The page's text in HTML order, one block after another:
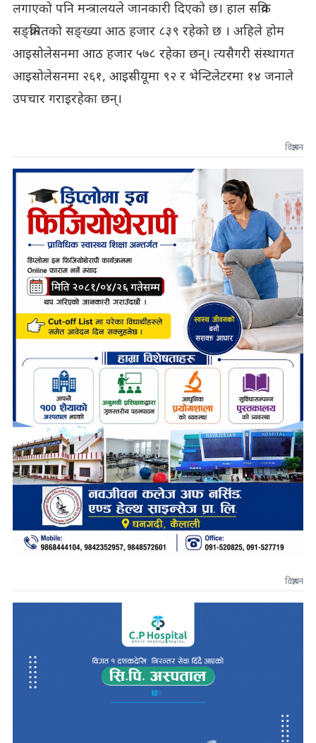
लगाएको पनि मन्त्रालयले जानकारी दिएको छ। हाल सक्रिय
सङ्क्रमितको सङ्ख्या आठ हजार ८३९ रहेको छ । अहिले होम
आइसोलेसनमा आठ हजार ५७८ रहेका छन्। त्यसैगरी संस्थागत
आइसोलेसनमा २६१, आइसीयूमा ९२ र भेन्टिलेटरमा १४ जनाले
उपचार गराइरहेका छन्।
विज्ञापन
विज्ञापन